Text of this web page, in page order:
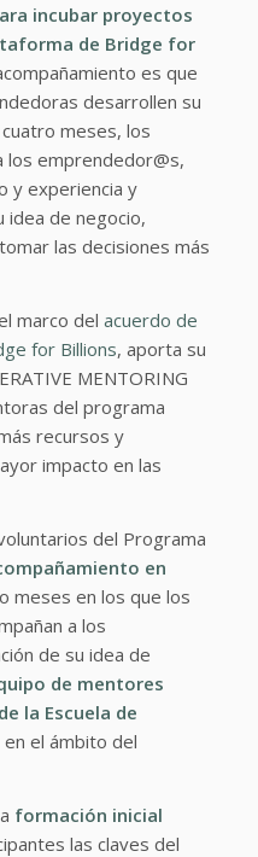
incubar proyectos
de Bridge for
es que
desarrollen su
meses, los
los emprendedor@s,
y experiencia y
idea de negocio,
las decisiones más
marco del acuerdo de
for Billions, aporta su
MENTORING
del programa
recursos y
impacto en las
del Programa
en
meses en los que los
a los
de su idea de
de mentores
la Escuela de
el ámbito del
formación inicial
las claves del